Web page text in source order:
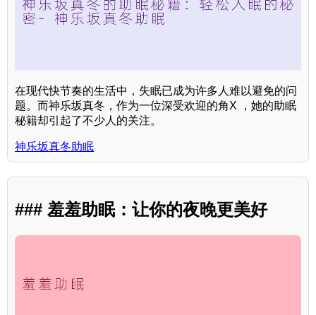
在现代快节奏的生活中，失眠已成为许多人难以避免的问
题。而神乐坂真冬，作为一位深受欢迎的角X ，她的助眠
秘籍却引起了不少人的关注。
神乐坂真冬助眠
### 羞羞助眠：让你的夜晚更美好